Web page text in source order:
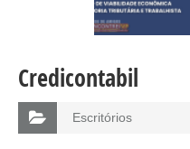
Credicontabil
Escritórios